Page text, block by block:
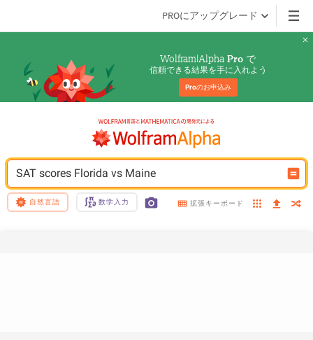
PROにアップグレード
Wolfram|Alpha Pro で
信頼できる結果を手に入れよう
Proのお申込み
SAT scores Florida vs Maine
自然言語 数学入力 拡張キーボード